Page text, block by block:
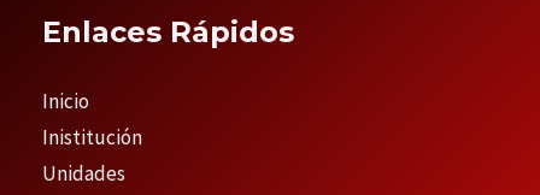
Enlaces Rápidos
Inicio
Inistitución
Unidades